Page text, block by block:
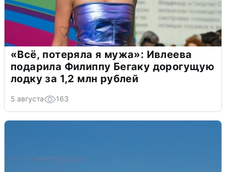
«Всё, потеряла я мужа»: Ивлеева
подарила Филиппу Бегаку дорогущую
лодку за 1,2 млн рублей
5 августа 163